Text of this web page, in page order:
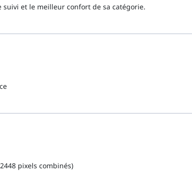
suivi et le meilleur confort de sa catégorie.
pixels combinés)